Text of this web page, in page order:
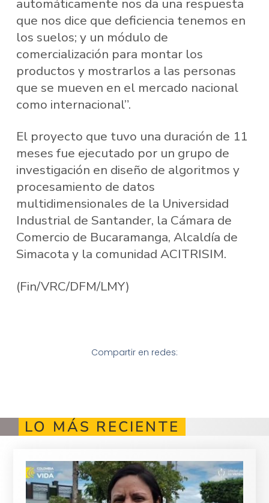
automáticamente nos da una respuesta
que nos dice que deficiencia tenemos en
los suelos; y un módulo de
comercialización para montar los
productos y mostrarlos a las personas
que se mueven en el mercado nacional
como internacional”.
El proyecto que tuvo una duración de 11
meses fue ejecutado por un grupo de
investigación en diseño de algoritmos y
procesamiento de datos
multidimensionales de la Universidad
Industrial de Santander, la Cámara de
Comercio de Bucaramanga, Alcaldía de
Simacota y la comunidad ACITRISIM.
(Fin/VRC/DFM/LMY)
Compartir en redes:
LO MÁS RECIENTE